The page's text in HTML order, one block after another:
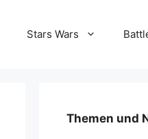
Stars Wars
Themen und